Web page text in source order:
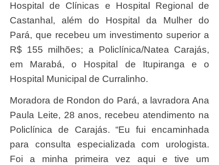
Hospital de Clínicas e Hospital Regional de
Castanhal, além do Hospital da Mulher do
Pará, que recebeu um investimento superior a
R$ 155 milhões; a Policlínica/Natea Carajás,
em Marabá, o Hospital de Itupiranga e o
Hospital Municipal de Curralinho.
Moradora de Rondon do Pará, a lavradora Ana
Paula Leite, 28 anos, recebeu atendimento na
Policlínica de Carajás. “Eu fui encaminhada
para consulta especializada com urologista.
Foi a minha primeira vez aqui e tive um